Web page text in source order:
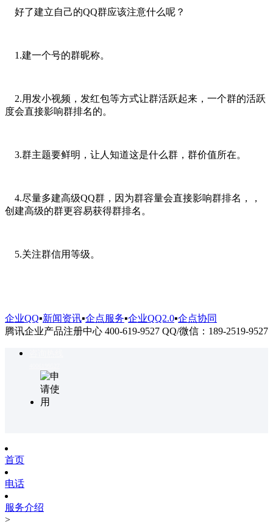
好了建立自己的QQ群应该注意什么呢？
1.建一个号的群昵称。
2.用发小视频，发红包等方式让群活跃起来，一个群的活跃
度会直接影响群排名的。
3.群主题要鲜明，让人知道这是什么群，群价值所在。
4.尽量多建高级QQ群，因为群容量会直接影响群排名，，
创建高级的群更容易获得群排名。
5.关注群信用等级。
企业QQ▪新闻资讯▪企点服务▪企业QQ2.0▪企点协同
腾讯企业产品注册中心 400-619-9527 QQ/微信：189-2519-9527
首页
电话
服务介绍
>